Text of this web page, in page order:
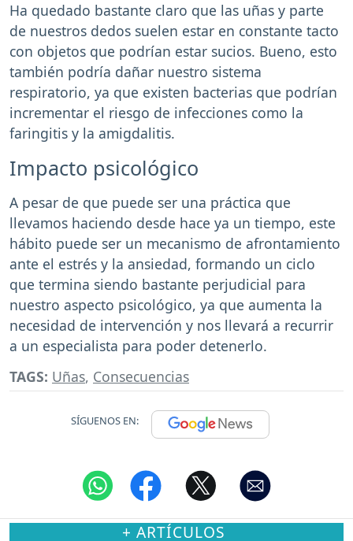
Ha quedado bastante claro que las uñas y parte
de nuestros dedos suelen estar en constante tacto
con objetos que podrían estar sucios. Bueno, esto
también podría dañar nuestro sistema
respiratorio, ya que existen bacterias que podrían
incrementar el riesgo de infecciones como la
faringitis y la amigdalitis.
Impacto psicológico
A pesar de que puede ser una práctica que
llevamos haciendo desde hace ya un tiempo, este
hábito puede ser un mecanismo de afrontamiento
ante el estrés y la ansiedad, formando un ciclo
que termina siendo bastante perjudicial para
nuestro aspecto psicológico, ya que aumenta la
necesidad de intervención y nos llevará a recurrir
a un especialista para poder detenerlo.
TAGS: Uñas, Consecuencias
SÍGUENOS EN:
+ ARTÍCULOS